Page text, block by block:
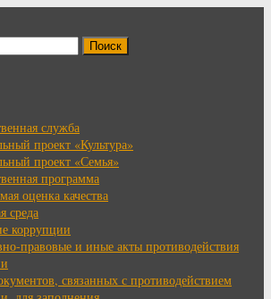
служба
проект «Культура»
проект «Семья»
программа
оценка качества
среда
коррупции
правовые и иные акты противодействия
связанных с противодействием